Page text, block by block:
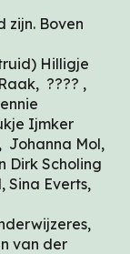
zijn. Boven
Hilligje
???? ,
Ijmker
Johanna Mol,
Dirk Scholing
Sina Everts,
van der